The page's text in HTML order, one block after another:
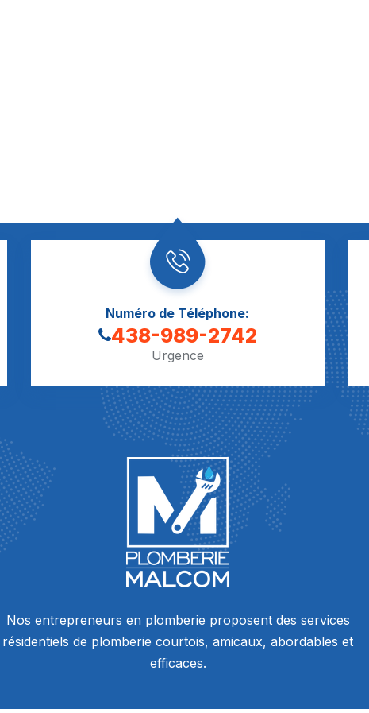
Numéro de Téléphone:
438-989-2742
Urgence
Nos entrepreneurs en plomberie proposent des services
résidentiels de plomberie courtois, amicaux, abordables et
efficaces.